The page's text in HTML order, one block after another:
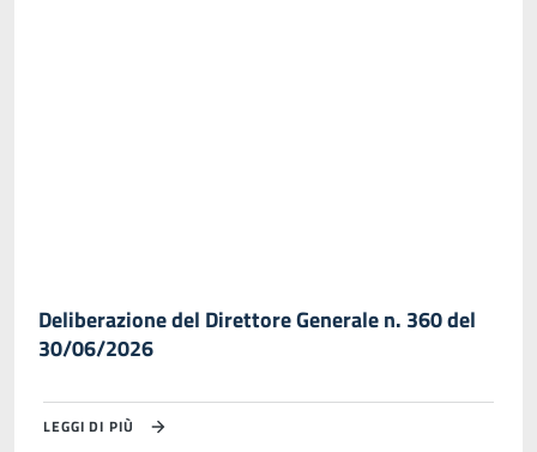
Deliberazione del Direttore Generale n. 360 del
30/06/2026
LEGGI DI PIÙ